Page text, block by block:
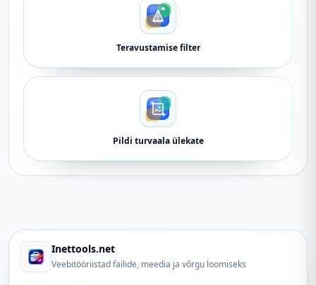
Teravustamise filter
Pildi turvaala ülekate
Inettools.net
Veebitööriistad failide, meedia ja võrgu loomiseks